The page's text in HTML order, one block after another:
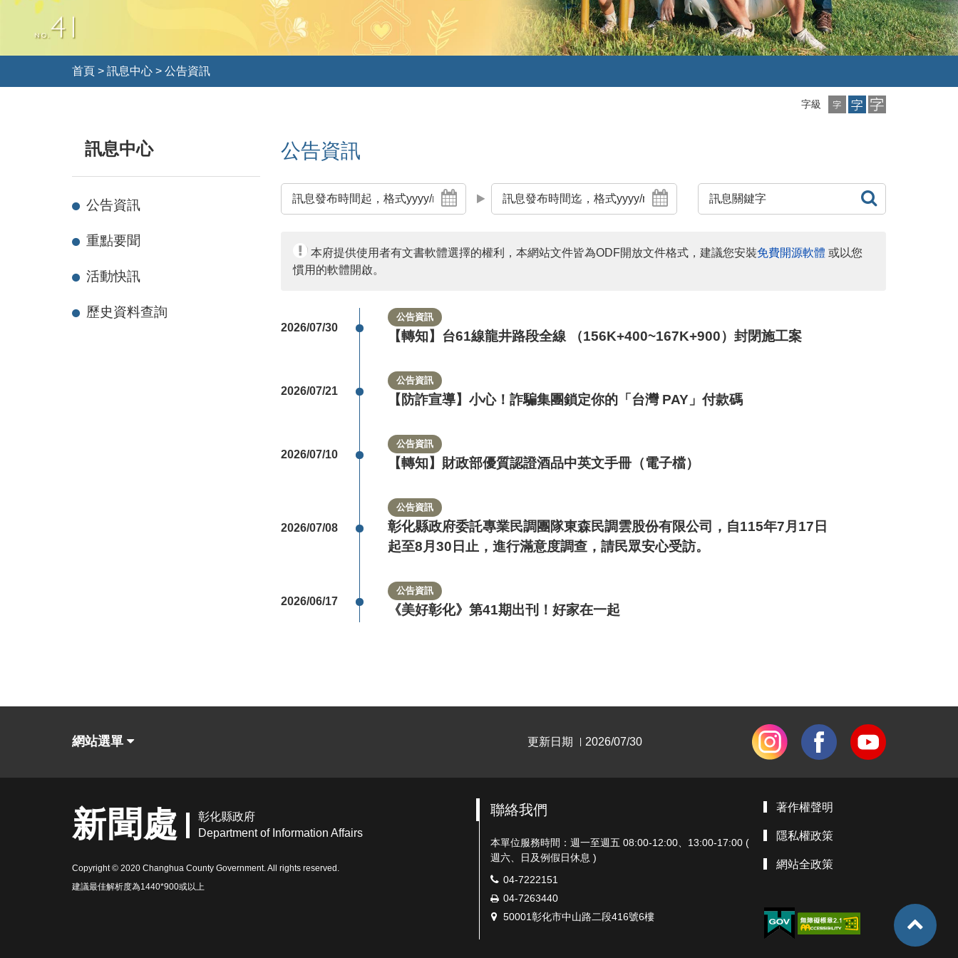
首頁 >訊息中心 >公告資訊
字級
小
字
中
字
大
字
訊息中心
公告資訊
重點要聞
活動快訊
歷史資料查詢
公告資訊
訊
發
間
日
訊
發
間
日
本府提供使用者有文書軟體選擇的權利，本網站文件皆為ODF開放文件格式，建議您安裝免費開源軟體 或以您
慣用的軟體開啟。
2026/07/30
公告資訊
【轉知】台61線龍井路段全線 （156K+400~167K+900）封閉施工案
2026/07/21
公告資訊
【防詐宣導】小心！詐騙集團鎖定你的「台灣 PAY」付款碼
2026/07/10
公告資訊
【轉知】財政部優質認證酒品中英文手冊（電子檔）
2026/07/08
公告資訊
彰化縣政府委託專業民調團隊東森民調雲股份有限公司，自115年7月17日
起至8月30日止，進行滿意度調查，請民眾安心受訪。
2026/06/17
公告資訊
《美好彰化》第41期出刊！好家在一起
網站選單 更新日期 2026/07/30
新聞處
彰化縣政府
Department of Information Affairs
Copyright © 2020 Changhua County Government. All rights reserved.
建議最佳解析度為1440*900或以上
聯絡我們
本單位服務時間：週一至週五 08:00-12:00、13:00-17:00 (
週六、日及例假日休息 )
電
話：
04-7222151
傳
真：
04-7263440
地
50001彰化市中山路二段416號6樓
著作權聲明
隱私權政策
網站全政策
TOP